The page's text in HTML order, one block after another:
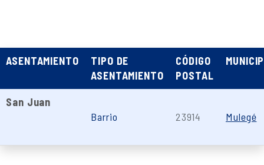
ASENTAMIENTO
TIPO DE
ASENTAMIENTO
CÓDIGO
POSTAL
San Juan
Barrio
23914 Mulegé